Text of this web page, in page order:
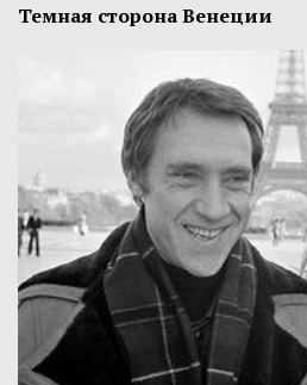
Темная сторона Венеции